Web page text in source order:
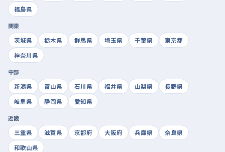
福島県
関東
茨城県
栃木県 群馬県 埼玉県 千葉県
東京都
神奈川県
中部
新潟県
富山県 石川県 福井県 山梨県
長野県
岐阜県
静岡県 愛知県
近畿
三重県
滋賀県 京都府 大阪府 兵庫県
奈良県
和歌山県